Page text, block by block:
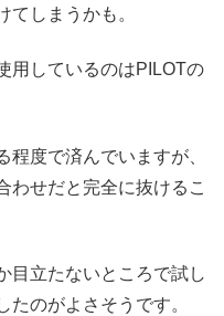
てしまうかも。
用しているのはPILOTの
程度で済んでいますが、
わせだと完全に抜けるこ
目立たないところで試し
のがよさそうです。